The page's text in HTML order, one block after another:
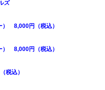
ズ
） 8,000円（税込）
） 8,000円（税込）
税込）